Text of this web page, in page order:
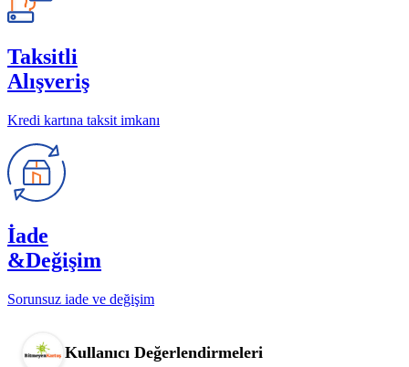
Taksitli
Alışveriş
Kredi kartına taksit imkanı
İade
&Değişim
Sorunsuz iade ve değişim
Kullanıcı Değerlendirmeleri